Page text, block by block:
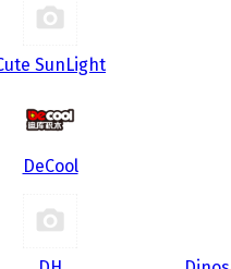
SunLight
DeCool